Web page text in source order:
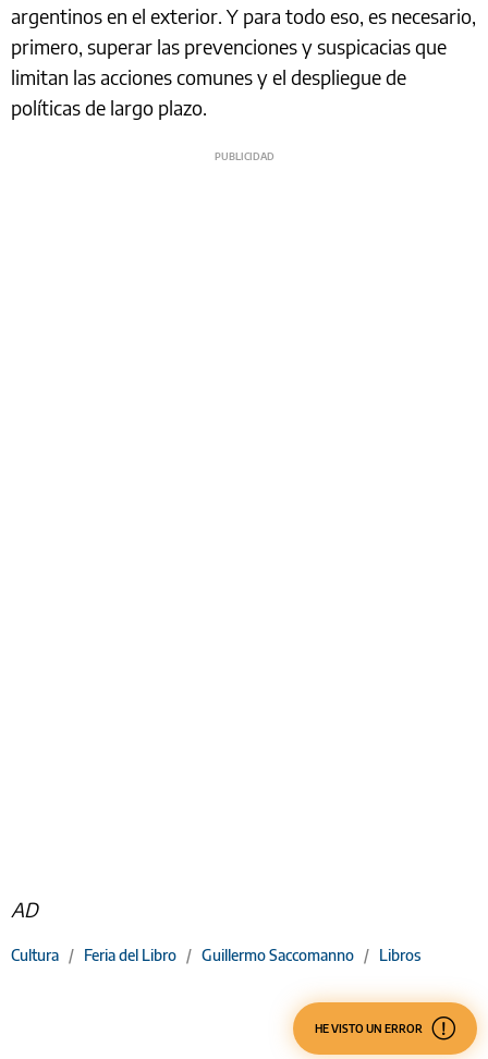
argentinos en el exterior. Y para todo eso, es necesario,
primero, superar las prevenciones y suspicacias que
limitan las acciones comunes y el despliegue de
políticas de largo plazo.
AD
Cultura / Feria del Libro / Guillermo Saccomanno / Libros
HE VISTO UN ERROR